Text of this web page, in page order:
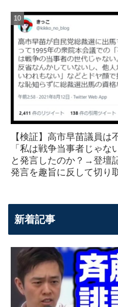
【検証】高市早苗議員は
「私は戦争当事者じゃな
と発言したのか？→登壇
発言を趣旨に反して切り
新着記事